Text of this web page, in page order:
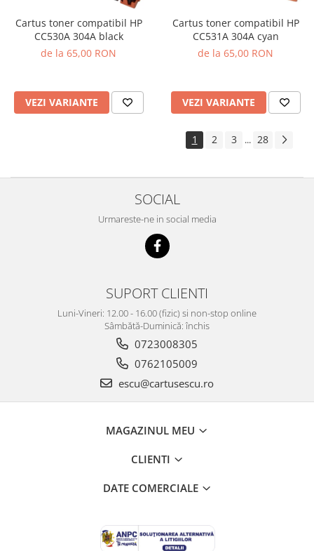
Cartus toner compatibil HP
CC530A 304A black
de la 65,00 RON
VEZI VARIANTE
Cartus toner compatibil HP
CC531A 304A cyan
de la 65,00 RON
VEZI VARIANTE
1 2 3 ... 28
SOCIAL
Urmareste-ne in social media
SUPORT CLIENTI
Luni-Vineri: 12.00 - 16.00 (fizic) si non-stop online
Sâmbătă-Duminică: închis
0723008305
0762105009
escu@cartusescu.ro
MAGAZINUL MEU
CLIENTI
DATE COMERCIALE